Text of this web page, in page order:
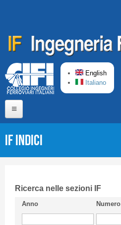
English
Italiano
Short presentation CIFI
Guideline
IF Indici
Ricerca nelle sezioni IF
Anno Numero